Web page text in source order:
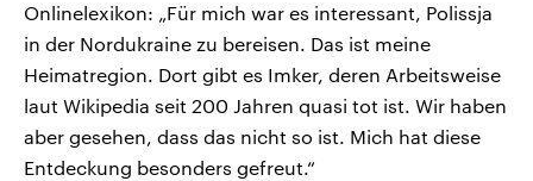
Onlinelexikon: „Für mich war es interessant, Polissja
in der Nordukraine zu bereisen. Das ist meine
Heimatregion. Dort gibt es Imker, deren Arbeitsweise
laut Wikipedia seit 200 Jahren quasi tot ist. Wir haben
aber gesehen, dass das nicht so ist. Mich hat diese
Entdeckung besonders gefreut.“